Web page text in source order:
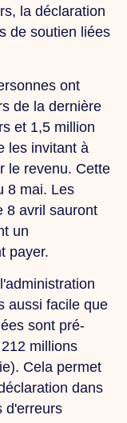
la déclaration
de soutien liées
ont
de la dernière
et 1,5 million
les invitant à
le revenu. Cette
8 mai. Les
8 avril sauront
un
payer.
aussi facile que
sont pré-
millions
Cela permet
dans
d'erreurs